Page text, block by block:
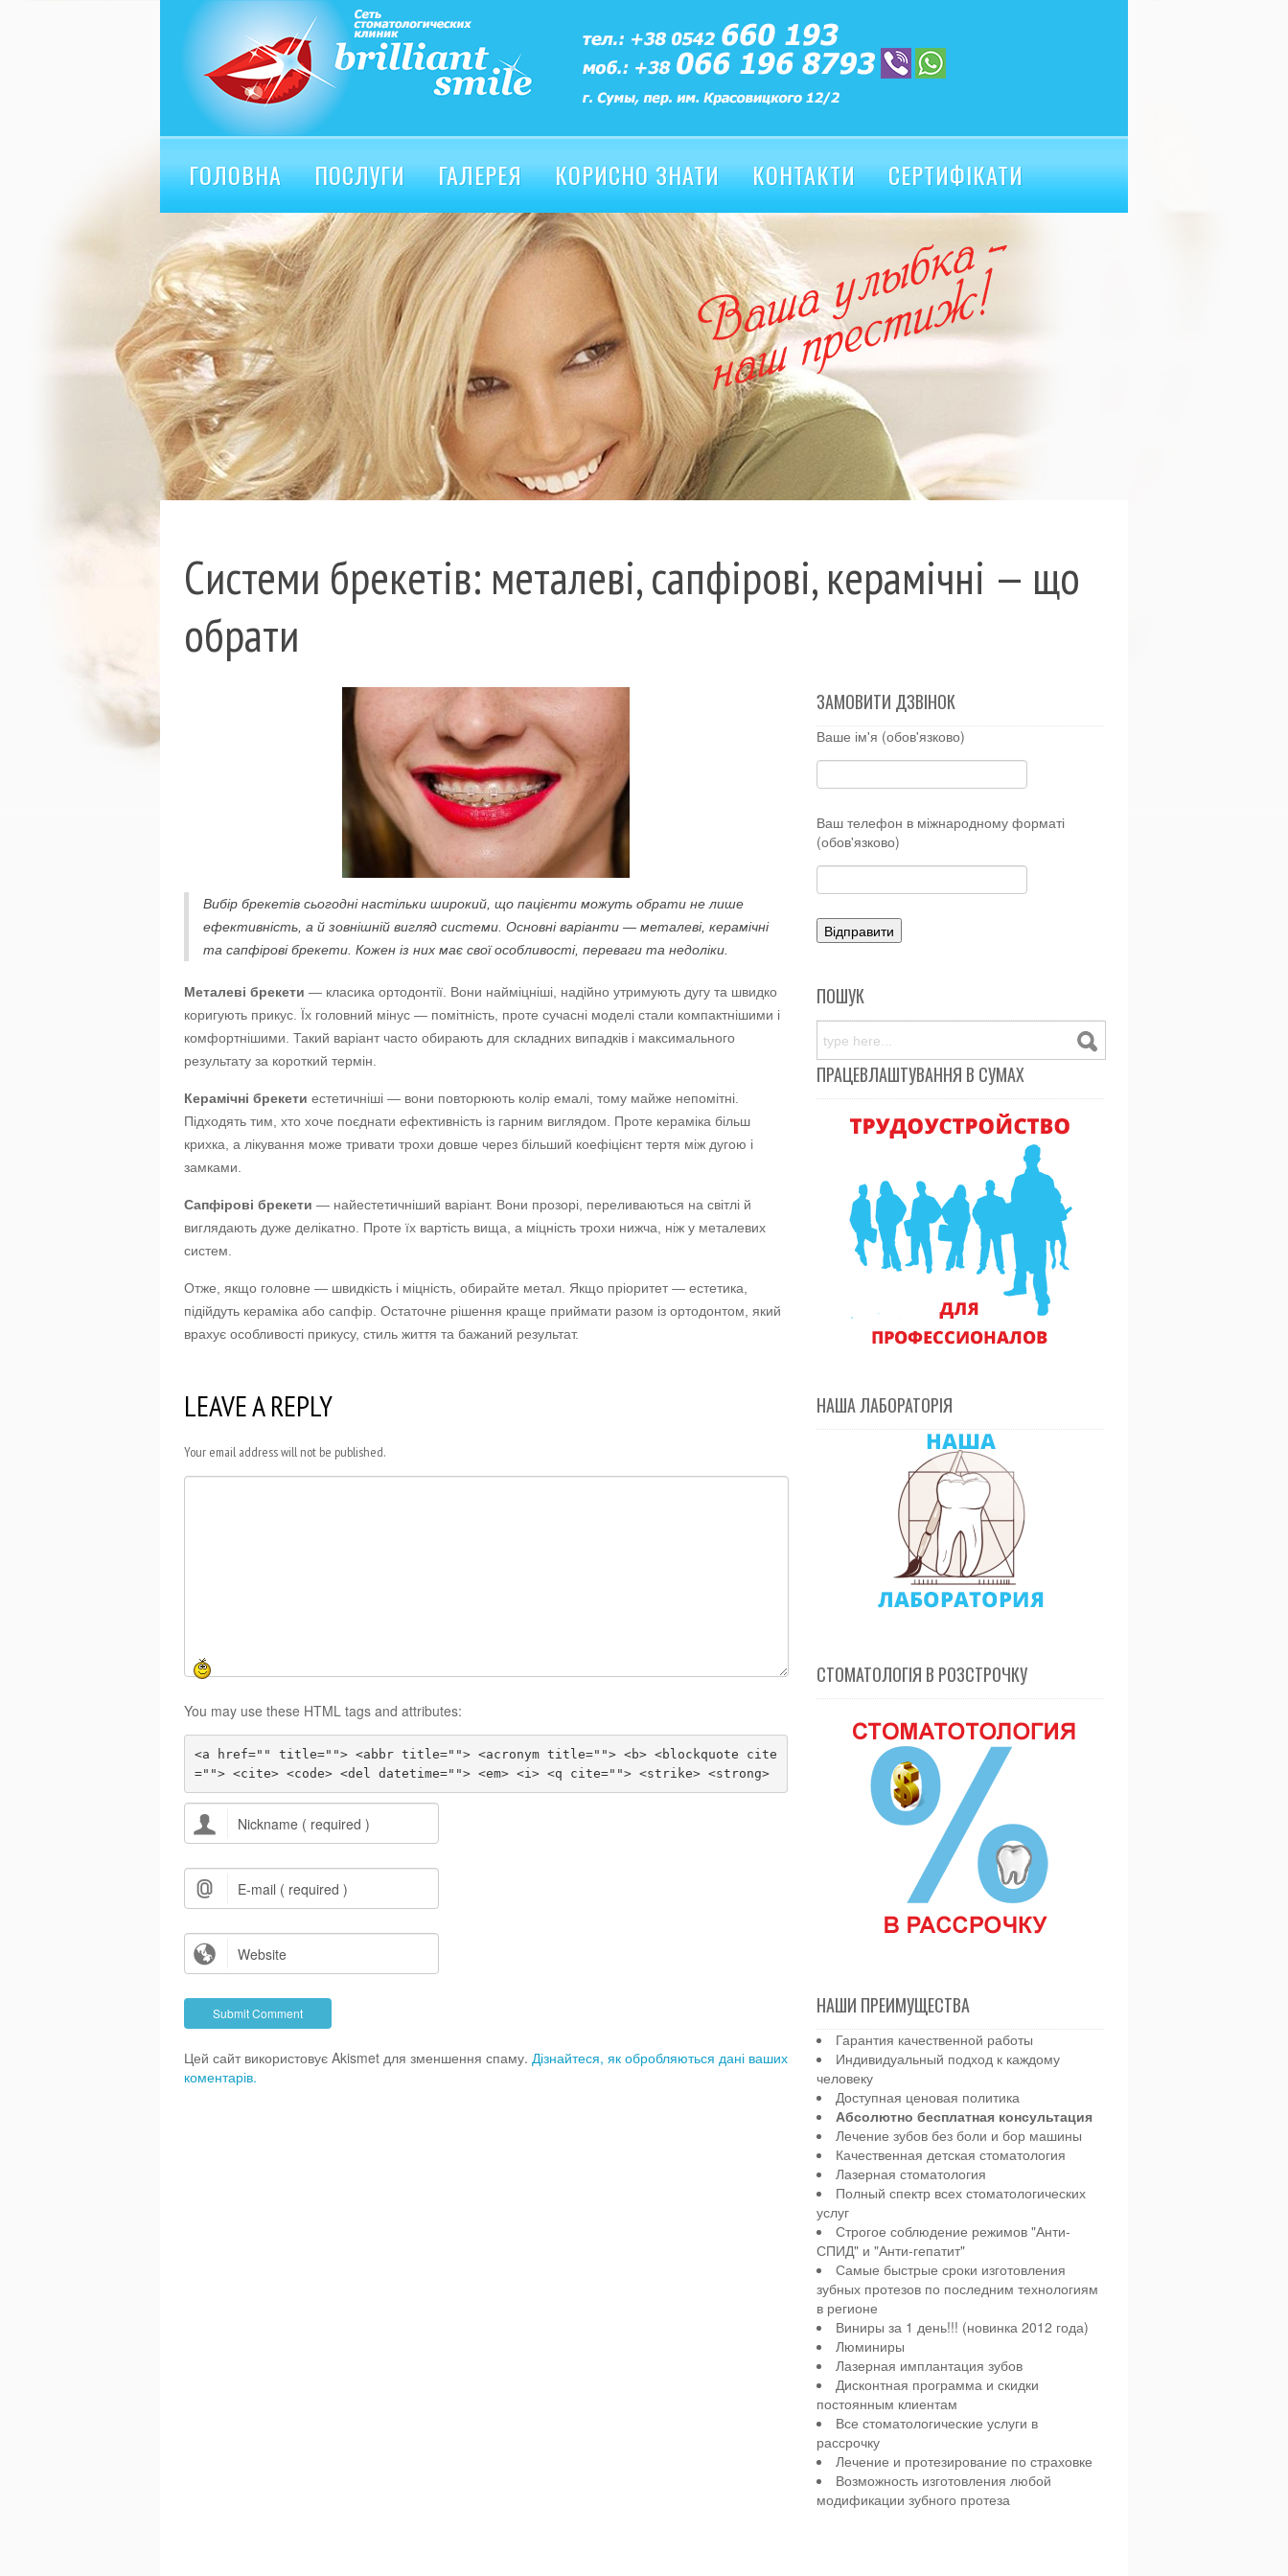
ГОЛОВНА ПОСЛУГИ ГАЛЕРЕЯ КОРИСНО ЗНАТИ КОНТАКТИ
СЕРТИФІКАТИ
ВІДГУКИ
Системи брекетів: металеві, сапфірові, керамічні — що
обрати
Вибір брекетів сьогодні настільки широкий, що пацієнти можуть обрати не лише
ефективність, а й зовнішній вигляд системи. Основні варіанти — металеві, керамічні
та сапфірові брекети. Кожен із них має свої особливості, переваги та недоліки.
Металеві брекети — класика ортодонтії. Вони найміцніші, надійно утримують дугу та швидко
коригують прикус. Їх головний мінус — помітність, проте сучасні моделі стали компактнішими і
комфортнішими. Такий варіант часто обирають для складних випадків і максимального
результату за короткий термін.
Керамічні брекети естетичніші — вони повторюють колір емалі, тому майже непомітні.
Підходять тим, хто хоче поєднати ефективність із гарним виглядом. Проте кераміка більш
крихка, а лікування може тривати трохи довше через більший коефіцієнт тертя між дугою і
замками.
Сапфірові брекети — найестетичніший варіант. Вони прозорі, переливаються на світлі й
виглядають дуже делікатно. Проте їх вартість вища, а міцність трохи нижча, ніж у металевих
систем.
Отже, якщо головне — швидкість і міцність, обирайте метал. Якщо пріоритет — естетика,
підійдуть кераміка або сапфір. Остаточне рішення краще приймати разом із ортодонтом, який
врахує особливості прикусу, стиль життя та бажаний результат.
LEAVE A REPLY
Your email address will not be published.
You may use these HTML tags and attributes:
<a href="" title=""> <abbr title=""> <acronym title=""> <b> <blockquote cite
=""> <cite> <code> <del datetime=""> <em> <i> <q cite=""> <strike> <strong>
Цей сайт використовує Akismet для зменшення спаму. Дізнайтеся, як обробляються дані ваших
коментарів.
ЗАМОВИТИ ДЗВІНОК
Ваше ім'я (обов'язково)
Ваш телефон в міжнародному форматі
(обов'язково)
ПОШУК
ПРАЦЕВЛАШТУВАННЯ В СУМАХ
НАША ЛАБОРАТОРІЯ
СТОМАТОЛОГІЯ В РОЗСТРОЧКУ
НАШИ ПРЕИМУЩЕСТВА
Гарантия качественной работы
Индивидуальный подход к каждому
человеку
Доступная ценовая политика
Абсолютно бесплатная консультация
Лечение зубов без боли и бор машины
Качественная детская стоматология
Лазерная стоматология
Полный спектр всех стоматологических
услуг
Строгое соблюдение режимов "Анти-
СПИД" и "Анти-гепатит"
Самые быстрые сроки изготовления
зубных протезов по последним технологиям
в регионе
Виниры за 1 день!!! (новинка 2012 года)
Люминиры
Лазерная имплантация зубов
Дисконтная программа и скидки
постоянным клиентам
Все стоматологические услуги в
рассрочку
Лечение и протезирование по страховке
Возможность изготовления любой
модификации зубного протеза